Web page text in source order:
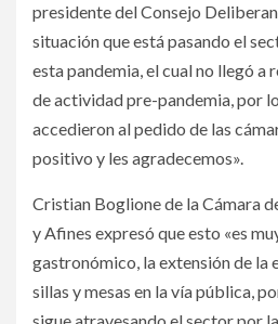
presidente del Consejo
situación que está pasando el
esta pandemia, el cual no llegó a
de actividad pre-pandemia, por
accedieron al pedido de las
positivo y les agradecemos».
Cristian Boglione de la Cámara
y Afines expresó que esto «es
gastronómico, la extensión de la
sillas y mesas en la vía pública,